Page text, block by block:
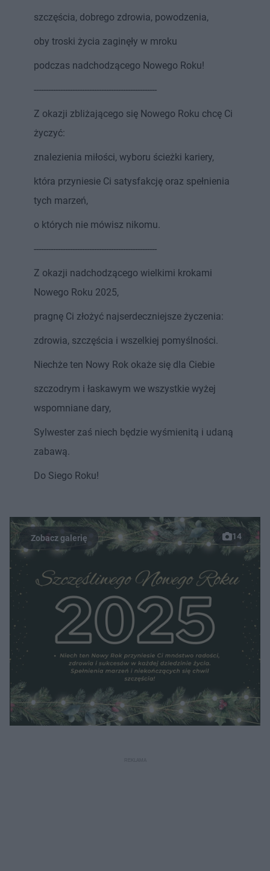
szczęścia, dobrego zdrowia, powodzenia,
oby troski życia zaginęły w mroku
podczas nadchodzącego Nowego Roku!
---------------------------------------------------
Z okazji zbliżającego się Nowego Roku chcę Ci
życzyć:
znalezienia miłości, wyboru ścieżki kariery,
która przyniesie Ci satysfakcję oraz spełnienia
tych marzeń,
o których nie mówisz nikomu.
---------------------------------------------------
Z okazji nadchodzącego wielkimi krokami
Nowego Roku 2025,
pragnę Ci złożyć najserdeczniejsze życzenia:
zdrowia, szczęścia i wszelkiej pomyślności.
Niechże ten Nowy Rok okaże się dla Ciebie
szczodrym i łaskawym we wszystkie wyżej
wspomniane dary,
Sylwester zaś niech będzie wyśmienitą i udaną
zabawą.
Do Siego Roku!
14